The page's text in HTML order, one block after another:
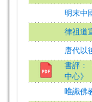
明末中
律祖道
唐代以
書評：
中心》
唯識佛